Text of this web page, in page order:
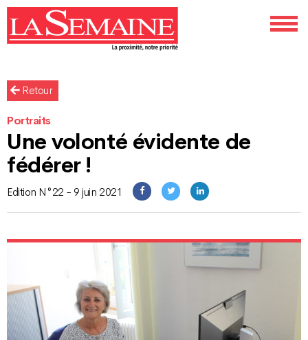
Retour
Portraits
Une volonté évidente de
fédérer !
Edition N°22 - 9 juin 2021